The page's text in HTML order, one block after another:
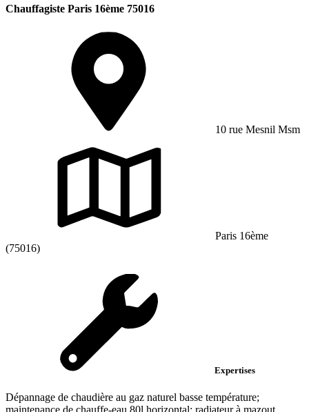
Chauffagiste Paris 16ème 75016
10 rue Mesnil Msm
Paris 16ème
(75016)
Expertises
Dépannage de chaudière au gaz naturel basse température;